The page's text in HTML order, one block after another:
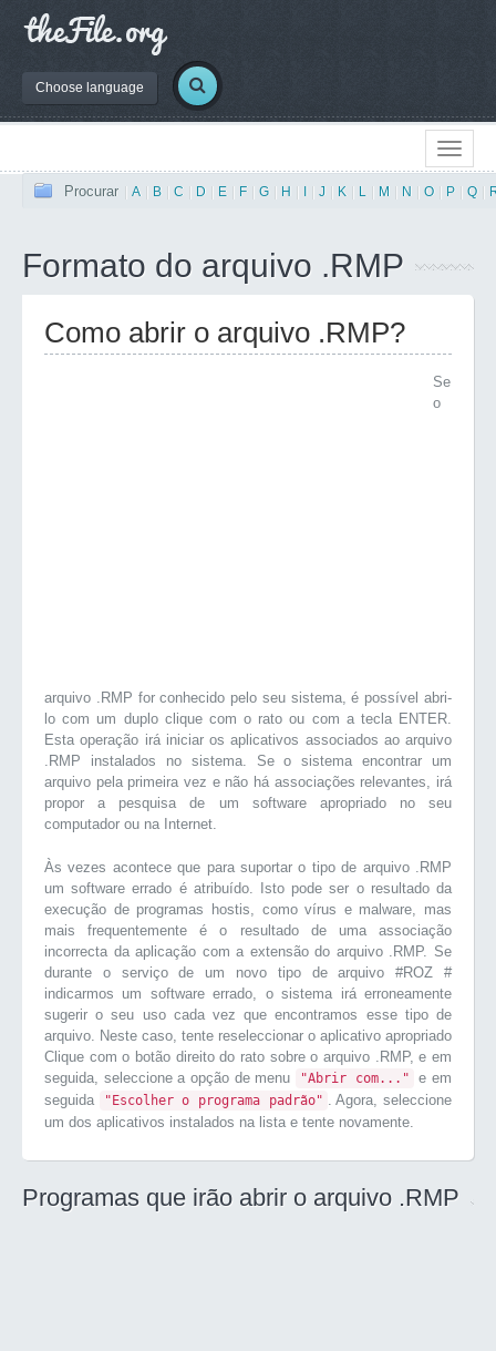
Choose language
Procurar A B C D E F G H J K L M N O P Q
Formato do arquivo .RMP
Como abrir o arquivo .RMP?
Se
o
arquivo .RMP for conhecido pelo seu sistema, é possível abri-
lo com um duplo clique com o rato ou com a tecla ENTER.
Esta operação irá iniciar os aplicativos associados ao arquivo
.RMP instalados no sistema. Se o sistema encontrar um
arquivo pela primeira vez e não há associações relevantes, irá
propor a pesquisa de um software apropriado no seu
computador ou na Internet.
Às vezes acontece que para suportar o tipo de arquivo .RMP
um software errado é atribuído. Isto pode ser o resultado da
execução de programas hostis, como vírus e malware, mas
mais frequentemente é o resultado de uma associação
incorrecta da aplicação com a extensão do arquivo .RMP. Se
durante o serviço de um novo tipo de arquivo #ROZ #
indicarmos um software errado, o sistema irá erroneamente
sugerir o seu uso cada vez que encontramos esse tipo de
arquivo. Neste caso, tente reseleccionar o aplicativo apropriado
Clique com o botão direito do rato sobre o arquivo .RMP, e em
seguida, seleccione a opção de menu
"Abrir com..."
e em
seguida
"Escolher o programa padrão" . Agora, seleccione
um dos aplicativos instalados na lista e tente novamente.
Programas que irão abrir o arquivo .RMP